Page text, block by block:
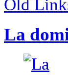
Old
La